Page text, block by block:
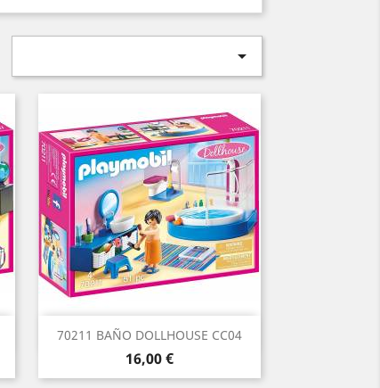

70211 BAÑO DOLLHOUSE CC04
Precio
16,00 €
Vista rápida